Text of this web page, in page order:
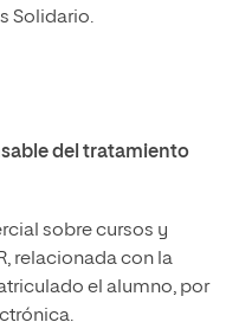
Solidario.
del tratamiento
sobre cursos y
relacionada con la
el alumno, por